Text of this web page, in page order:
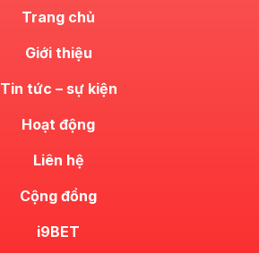
Trang chủ
Giới thiệu
Tin tức – sự kiện
Hoạt động
Liên hệ
Cộng đồng
i9BET